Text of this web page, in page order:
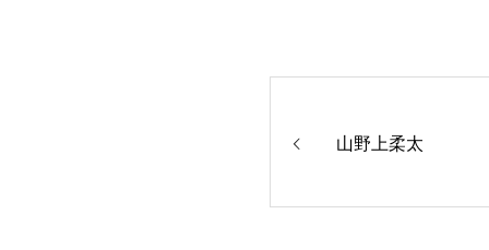
山野上柔太